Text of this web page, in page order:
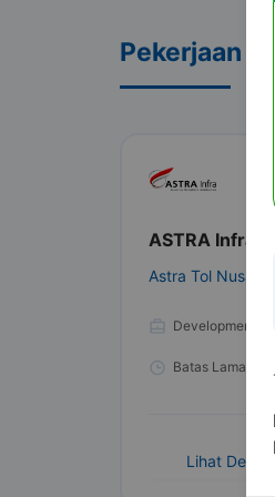
Pekerjaan
ASTRA Infra
Astra Tol
Development
Batas Lamar
Lihat Detail